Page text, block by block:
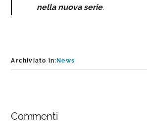
nella nuova serie.
Archiviato in: News
del
Commenti